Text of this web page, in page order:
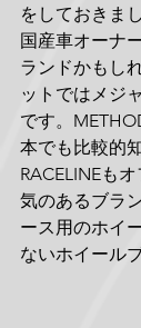
をしておきま
国産車オーナ
ランドかもし
ットではメジ
です。
本でも比較的
RACELINEも
気のあるブラ
ース用のホイ
ないホイール